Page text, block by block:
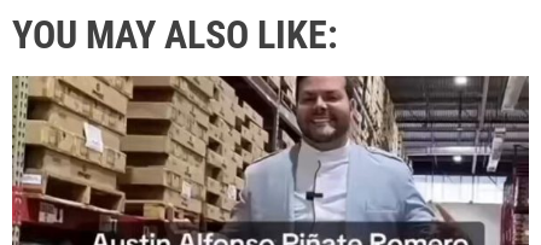
YOU MAY ALSO LIKE: